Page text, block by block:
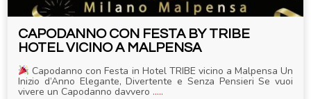
CAPODANNO CON FESTA BY TRIBE
HOTEL VICINO A MALPENSA
Capodanno con Festa in Hotel TRIBE vicino a Malpensa Un
Inizio d’Anno Elegante, Divertente e Senza Pensieri Se vuoi
vivere un Capodanno davvero .....